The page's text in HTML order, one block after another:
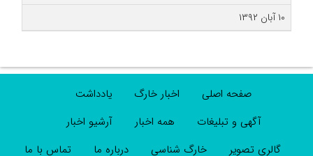
۱۰ آبان ۱۳۹۲
صفحه اصلی اخبار خارگ
یادداشت
آگهی و تبلیغات
همه اخبار
آرشیو اخبار
گالری تصویر
خارگ شناسی درباره ما تماس با ما